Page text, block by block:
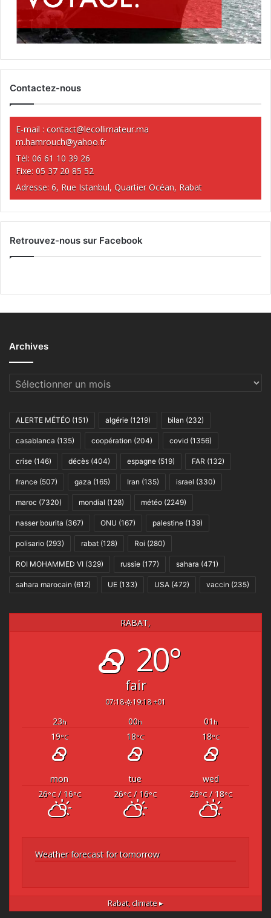
Contactez-nous
E-mail : contact@lecollimateur.ma
m.hamrouch@yahoo.fr
Tél: 06 61 10 39 26
Fixe: 05 37 20 85 52
Adresse: 6, Rue Istanbul, Quartier Océan, Rabat
Retrouvez-nous sur Facebook
Archives
Archives
ALERTE MÉTÉO (151) algérie (1219) bilan (232)
casablanca (135) coopération (204) covid (1356)
crise (146) décès (404) espagne (519) FAR (132)
france (507) gaza (165) Iran (135) israel (330)
maroc (7320) mondial (128) météo (2249)
nasser bourita (367) ONU (167) palestine (139)
polisario (293) rabat (128) Roi (280)
ROI MOHAMMED VI (329) russie (177) sahara (471)
sahara marocain (612) UE (133) USA (472) vaccin (235)
RABAT,
20°
fair
07:18 19:18 +01
23h 00h 01 h
19°C 18°C 18°C
mon tue
wed
26°C/ 16°C 26°C/ 16°C 26°C/ 18°C
Weather forecast for tomorrow
Rabat, climate ▸